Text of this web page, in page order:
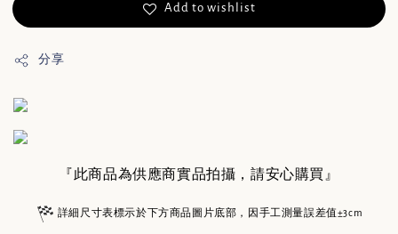
Add to wishlist
分享
『此商品為供應商實品拍攝，請安心購買』
詳細尺寸表標示於下方商品圖片底部，因手工測量誤差值±3cm